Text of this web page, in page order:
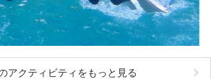
アクティビティをもっと見る